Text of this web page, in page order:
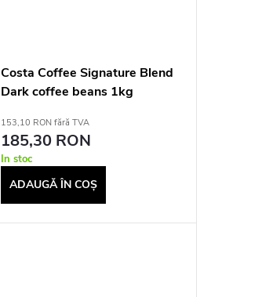
Costa Coffee Signature Blend
Dark coffee beans 1kg
153,10 RON fără TVA
185,30 RON
In stoc
ADAUGĂ ÎN COŞ